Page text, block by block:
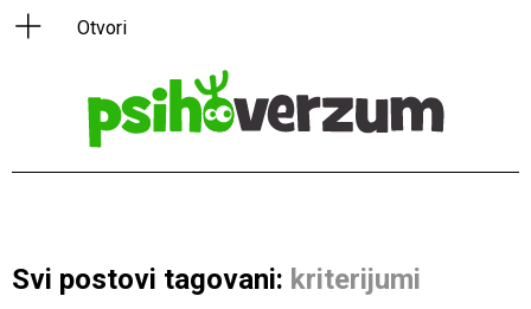
Svi postovi tagovani: kriterijumi